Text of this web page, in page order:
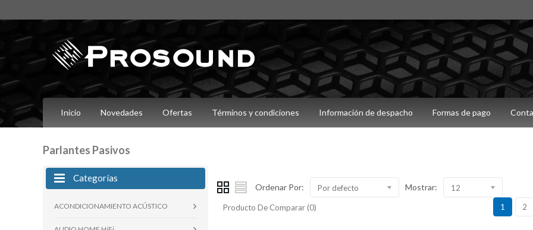
Inicio Novedades Ofertas Términos y condiciones Información de despacho Formas de pago
Parlantes Pasivos
Categorías
ACONDICIONAMIENTO ACÚSTICO
Ordenar Por: Por defecto Mostrar: 12
Producto De Comparar (0) 1 2